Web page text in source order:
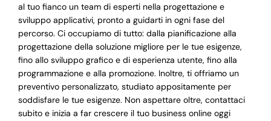
al tuo fianco un team di esperti nella progettazione e
sviluppo applicativi, pronto a guidarti in ogni fase del
percorso. Ci occupiamo di tutto: dalla pianificazione alla
progettazione della soluzione migliore per le tue esigenze,
fino allo sviluppo grafico e di esperienza utente, fino alla
programmazione e alla promozione. Inoltre, ti offriamo un
preventivo personalizzato, studiato appositamente per
soddisfare le tue esigenze. Non aspettare oltre, contattaci
subito e inizia a far crescere il tuo business online oggi